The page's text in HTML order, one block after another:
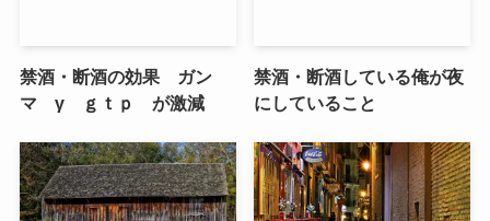
禁酒・断酒の効果 ガン
マ γ ｇｔｐ が激減
禁酒・断酒している俺が夜
にしていること